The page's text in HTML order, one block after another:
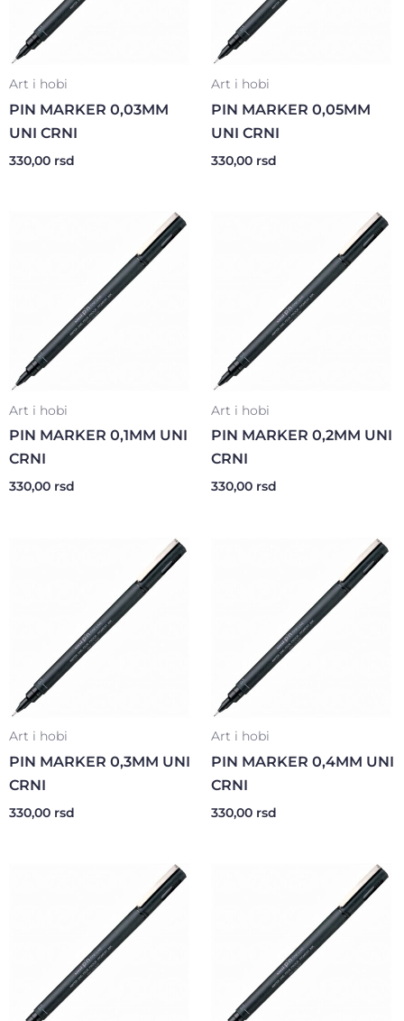
Art i hobi
PIN MARKER 0,03MM
UNI CRNI
330,00 rsd
Art i hobi
PIN MARKER 0,05MM
UNI CRNI
330,00 rsd
Art i hobi
PIN MARKER 0,1MM UNI
CRNI
330,00 rsd
Art i hobi
PIN MARKER 0,2MM UNI
CRNI
330,00 rsd
Art i hobi
PIN MARKER 0,3MM UNI
CRNI
330,00 rsd
Art i hobi
PIN MARKER 0,4MM UNI
CRNI
330,00 rsd